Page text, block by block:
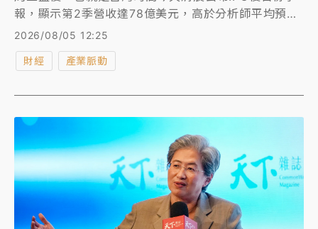
報，顯示第2季營收達78億美元，高於分析師平均預估
的68.1億美元；每股虧損9美分，也優於分析師預估的
184億美元，拖累其股價於盤後交易一度下殺9%。 在
大考驗。周四起，多達9.12億股由員工及其他IPO前股
東持有的股票，將解除閉鎖期，可正式出售。
2026/08/05 12:25
財經 產業脈動